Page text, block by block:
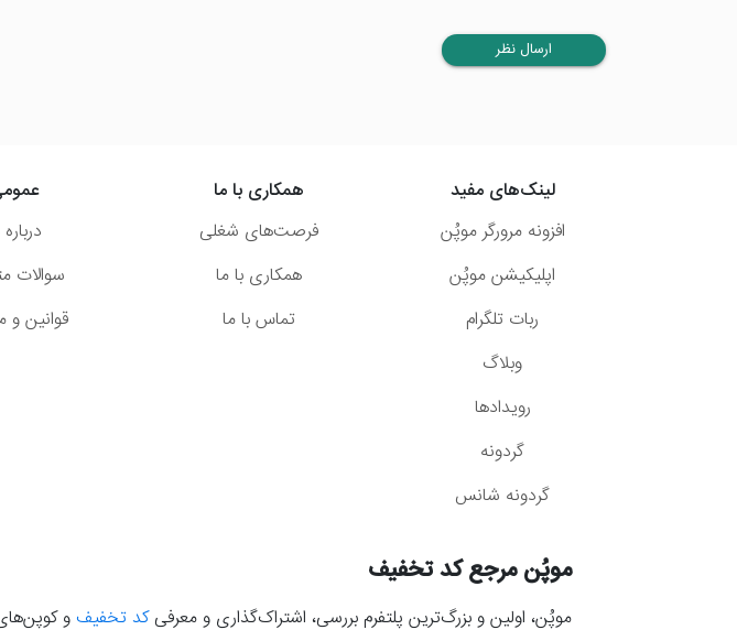
ارسال نظر
لینک‌های مفید
افزونه مرورگر موپُن
اپلیکیشن موپُن
ربات تلگرام
وبلاگ
رویدادها
گردونه
گردونه شانس
همکاری با ما
فرصت‌های شغلی
همکاری با ما
تماس با ما
سوالات
قوانین و
موپُن مرجع کد تخفیف
موپُن، اولین و بزرگ‌ترین پلتفرم بررسی، اشتراک‌گذاری و معرفیکد تخفیفو